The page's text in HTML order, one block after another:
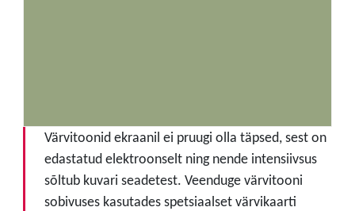
Värvitoonid ekraanil ei pruugi olla täpsed, sest on
edastatud elektroonselt ning nende intensiivsus
sõltub kuvari seadetest. Veenduge värvitooni
sobivuses kasutades spetsiaalset värvikaarti